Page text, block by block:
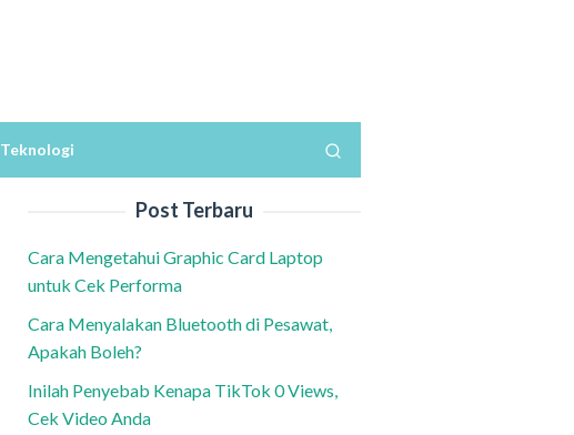
Teknologi
Post Terbaru
Cara Mengetahui Graphic Card Laptop
untuk Cek Performa
Cara Menyalakan Bluetooth di Pesawat,
Apakah Boleh?
Inilah Penyebab Kenapa TikTok 0 Views,
Cek Video Anda